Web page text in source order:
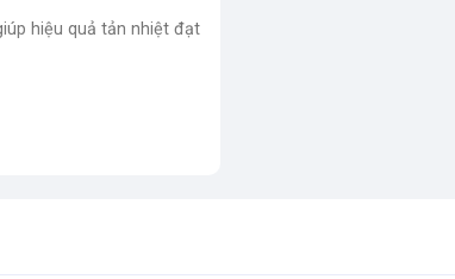
hiệu quả tản nhiệt đạt